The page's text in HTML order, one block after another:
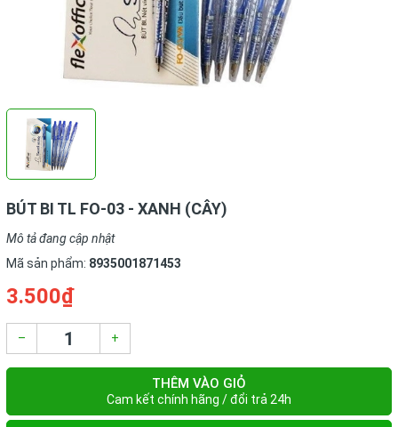
BÚT BI TL FO-03 - XANH (CÂY)
Mô tả đang cập nhật
Mã sản phẩm: 8935001871453
3.500₫
– +
THÊM VÀO GIỎ
Cam kết chính hãng / đổi trả 24h